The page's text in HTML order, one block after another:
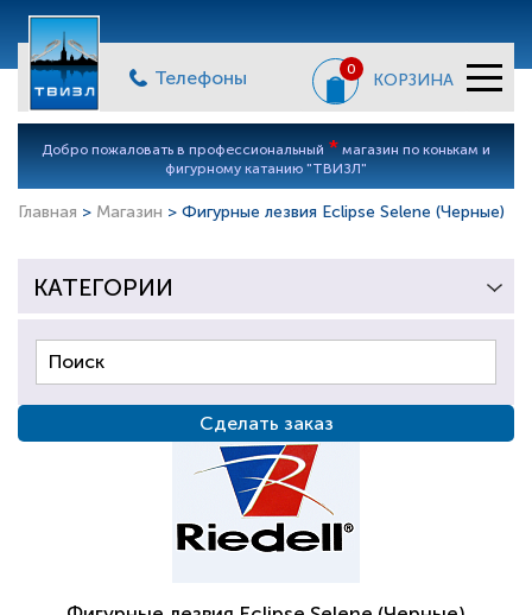
Телефоны 0
КОРЗИНА
Добро пожаловать в профессиональный * магазин по конькам и
фигурному катанию "ТВИЗЛ"
Главная > Магазин > Фигурные лезвия Eclipse Selene (Черные)
КАТЕГОРИИ
Сделать заказ